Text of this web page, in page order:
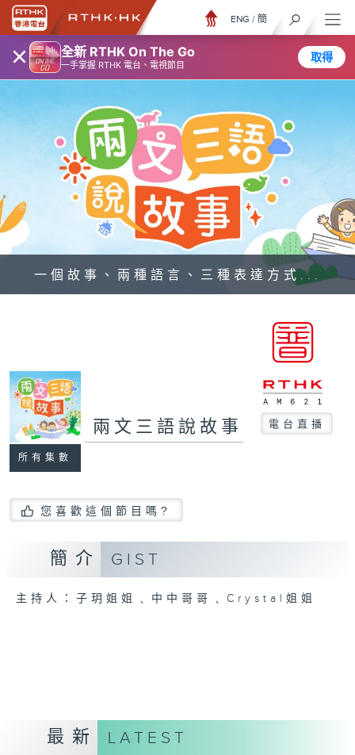
× 全新 RTHK On The Go
一手掌握 RTHK 電台、電視節目
取得
ENG / 簡
一個故事、兩種語言、三種表達方式...
所有集數
兩文三語說故事 電台直播
您喜歡這個節目嗎?
簡介 GIST
主持人：子玥姐姐﹑中中哥哥﹑Crystal姐姐
最新 LATEST